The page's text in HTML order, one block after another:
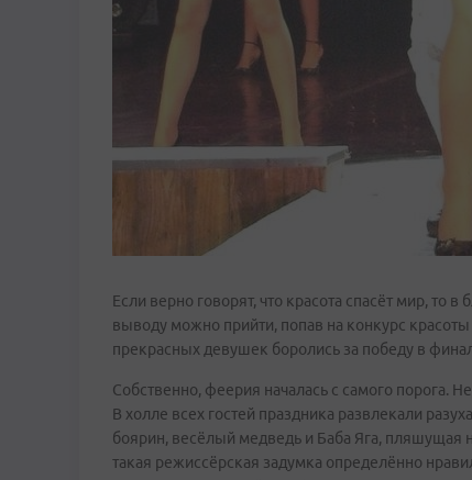
Если верно говорят, что красота спасёт мир, то
выводу можно прийти, попав на конкурс
прекрасных девушек боролись за победу в
Собственно, феерия началась с самого порога.
В холле всех гостей праздника развлекали
боярин, весёлый медведь и Баба Яга, пляшущая
такая режиссёрская задумка определённо